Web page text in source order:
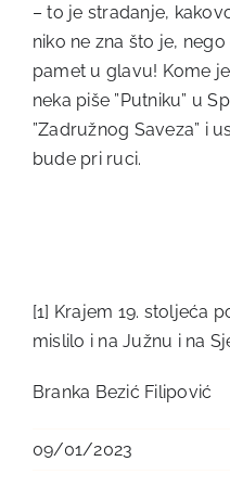
– to je stradanje,
niko ne zna što je,
pamet u glavu! Kome
neka piše ”Putniku” u
”Zadružnog Saveza” i
bude pri ruci.
[1] Krajem 19. stoljeća
mislilo i na Južnu i na
Branka Bezić Filipović
09/01/2023